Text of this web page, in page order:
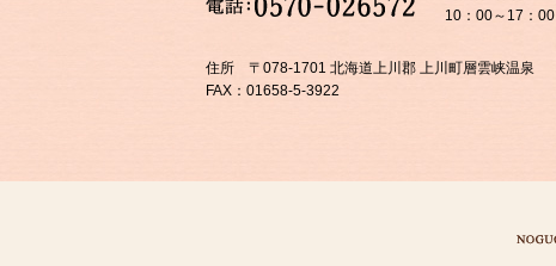
10：00～17：00
住所 〒078-1701 北海道上川郡 上川町層雲峡温泉
FAX：01658-5-3922